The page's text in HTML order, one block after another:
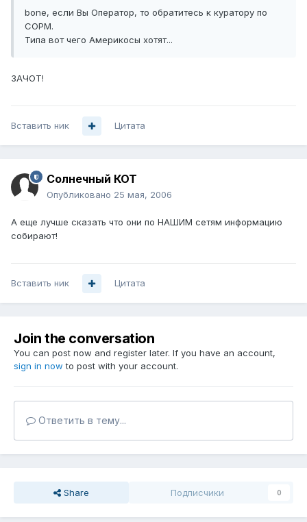
bone, если Вы Оператор, то обратитесь к куратору по
СОРМ.
Типа вот чего Америкосы хотят...
ЗАЧОТ!
Вставить ник Цитата
Солнечный КОТ
Опубликовано 25 мая, 2006
А еще лучше сказать что они по НАШИМ сетям информацию
собирают!
Вставить ник Цитата
Join the conversation
You can post now and register later. If you have an account,
sign in now to post with your account.
Ответить в тему...
Share Подписчики 0